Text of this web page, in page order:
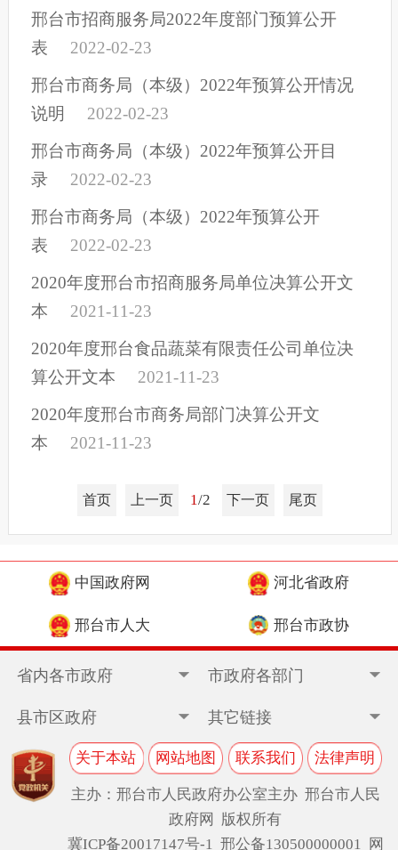
邢台市招商服务局2022年度部门预算公开
表
2022-02-23
邢台市商务局（本级）2022年预算公开情况
说明
2022-02-23
邢台市商务局（本级）2022年预算公开目
录
2022-02-23
邢台市商务局（本级）2022年预算公开
表
2022-02-23
2020年度邢台市招商服务局单位决算公开文
本
2021-11-23
2020年度邢台食品蔬菜有限责任公司单位决
算公开文本
2021-11-23
2020年度邢台市商务局部门决算公开文
本
2021-11-23
首页 上一页 1/2 下一页 尾页
中国政府网 河北省政府
邢台市人大 邢台市政协
省内各市政府 市政府各部门
县市区政府 其它链接
关于本站 网站地图 联系我们 法律声明
主办：邢台市人民政府办公室主办 邢台市人民
政府网 版权所有
冀ICP备20017147号-1 邢公备130500000001 网